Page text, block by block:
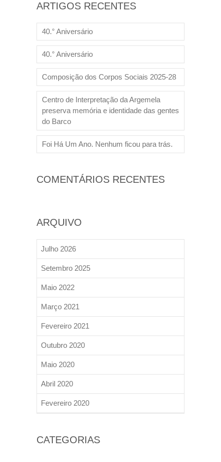
ARTIGOS RECENTES
40.° Aniversário
40.° Aniversário
Composição dos Corpos Sociais 2025-28
Centro de Interpretação da Argemela
preserva memória e identidade das gentes
do Barco
Foi Há Um Ano. Nenhum ficou para trás.
COMENTÁRIOS RECENTES
ARQUIVO
Julho 2026
Setembro 2025
Maio 2022
Março 2021
Fevereiro 2021
Outubro 2020
Maio 2020
Abril 2020
Fevereiro 2020
CATEGORIAS